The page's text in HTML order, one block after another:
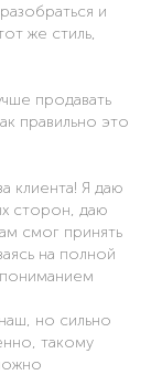
и
же стиль,
продавать
правильно это
клиента! Я даю
сторон, даю
смог принять
на полной
но сильно
такому